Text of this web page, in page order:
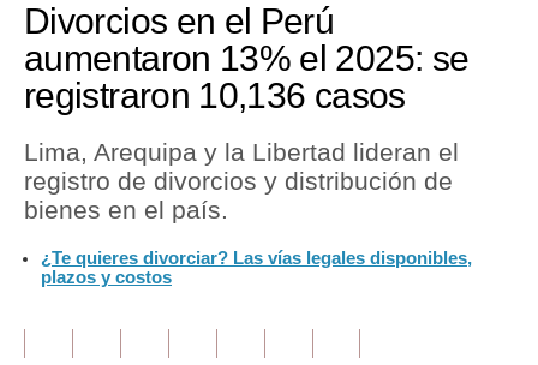
Economía
Mercados
Política
Finanzas Personales
Inmobiliarias
Divorcios en el Perú
aumentaron 13% el 2025: se
registraron 10,136 casos
Lima, Arequipa y la Libertad lideran el
registro de divorcios y distribución de
bienes en el país.
¿Te quieres divorciar? Las vías legales disponibles,
plazos y costos